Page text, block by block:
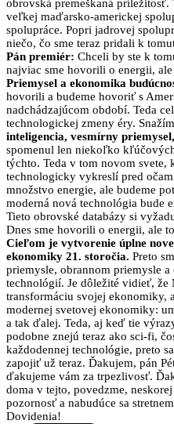
obrovská premeškaná
veľkej maďarsko-americkej
spolupráce. Popri jadrovej
niečo, čo sme teraz pridali k
Pán premiér: Chceli by ste k
najviac sme hovorili o energii, ale
Priemysel a ekonomika
hovorili a budeme hovoriť s
nadchádzajúcom období. Teda
technologickej zmeny éry.
inteligencia, vesmírny
spomenul len niekoľko
týchto. Teda v tom novom svete,
technologicky vykreslí pred
množstvo energie, ale budeme
moderná nová technológia bude
Tieto obrovské databázy si
Dnes sme hovorili o energii, ale
Cieľom je vytvorenie úplne
ekonomiky 21. storočia. Preto
priemysle, obrannom priemysle
technológií. Je dôležité vidieť,
transformáciu svojej ekonomiky,
modernej svetovej ekonomiky:
a tak ďalej. Teda, aj keď tie
podobne znejú teraz ako sci-fi,
každodennej technológie, preto
zapojiť už teraz. Ďakujem, pán
ďakujeme vám za trpezlivosť.
doma v tejto, povedzme,
pozornosť a nabudúce sa
Dovidenia!